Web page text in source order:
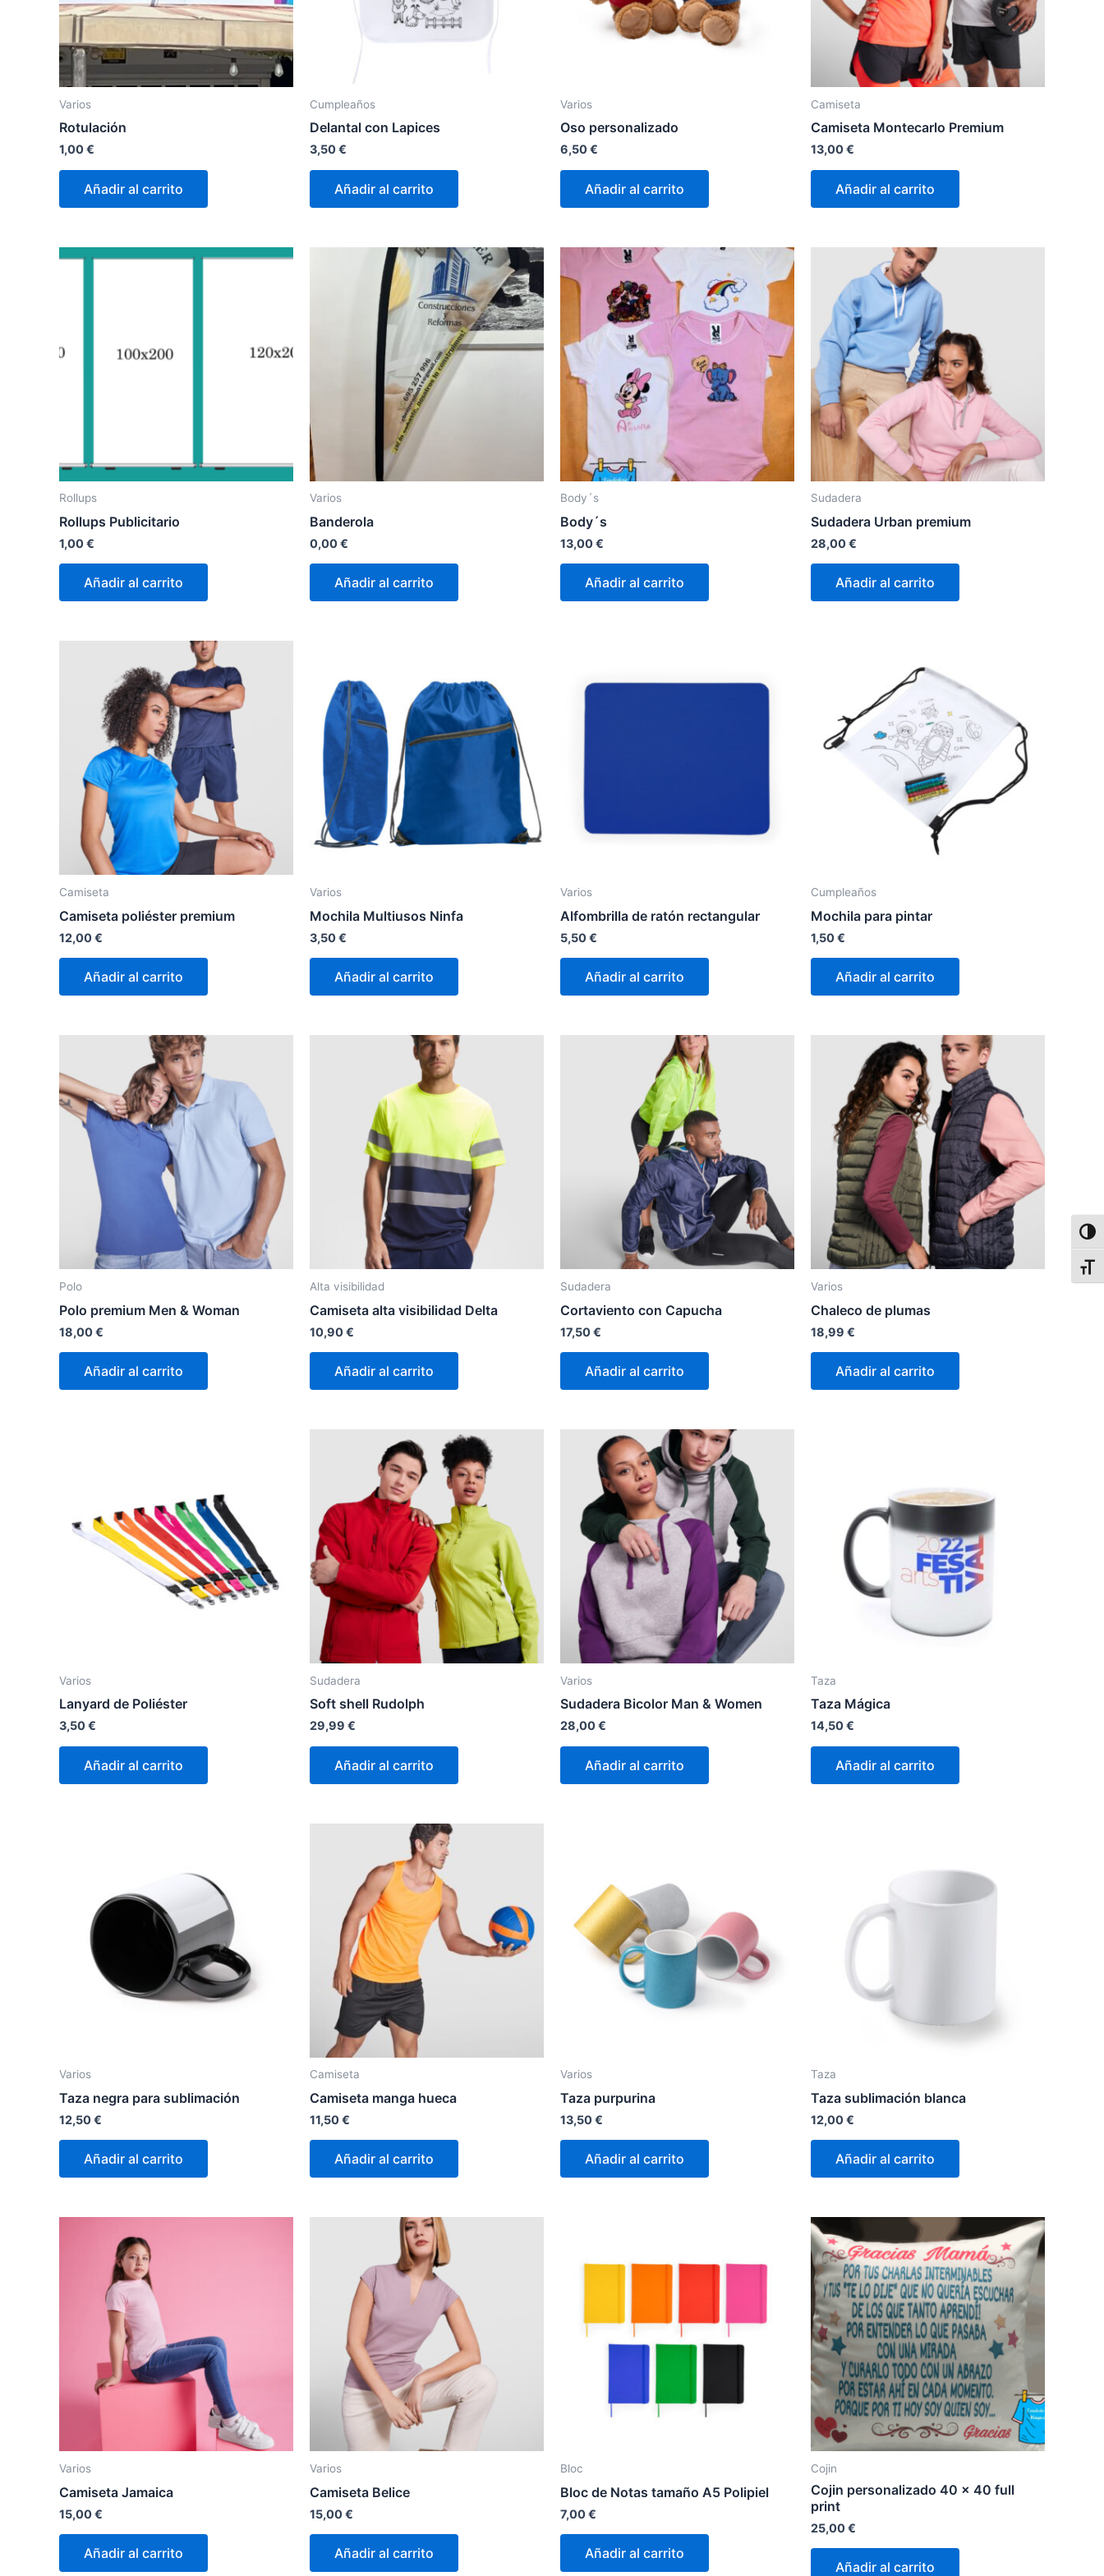
Varios
Rotulación
1,00€
Añadir al carrito
Cumpleaños
Delantal con Lapices
3,50€
Añadir al carrito
Varios
Oso personalizado
6,50€
Añadir al carrito
Camiseta
Camiseta Montecarlo Premium
13,00€
Añadir al carrito
Rollups
Rollups Publicitario
1,00€
Añadir al carrito
Varios
Banderola
0,00€
Añadir al carrito
Body´s
Body´s
13,00€
Añadir al carrito
Sudadera
Sudadera Urban premium
28,00€
Añadir al carrito
Camiseta
Camiseta poliéster premium
12,00€
Añadir al carrito
Varios
Mochila Multiusos Ninfa
3,50€
Añadir al carrito
Varios
Alfombrilla de ratón rectangular
5,50€
Añadir al carrito
Cumpleaños
Mochila para pintar
1,50€
Añadir al carrito
Polo
Polo premium Men & Woman
18,00€
Añadir al carrito
Alta visibilidad
Camiseta alta visibilidad Delta
10,90€
Añadir al carrito
Sudadera
Cortaviento con Capucha
17,50€
Añadir al carrito
Varios
Chaleco de plumas
18,99 €
Añadir al carrito
Varios
Lanyard de Poliéster
3,50€
Añadir al carrito
Sudadera
Soft shell Rudolph
29,99 €
Añadir al carrito
Varios
Sudadera Bicolor Man & Women
28,00€
Añadir al carrito
Taza
Taza Mágica
14,50€
Añadir al carrito
Varios
Taza negra para sublimación
12,50€
Añadir al carrito
Camiseta
Camiseta manga hueca
11,50€
Añadir al carrito
Varios
Taza purpurina
13,50€
Añadir al carrito
Taza
Taza sublimación blanca
12,00€
Añadir al carrito
Varios
Camiseta Jamaica
15,00€
Añadir al carrito
Varios
Camiseta Belice
15,00€
Añadir al carrito
Bloc
Bloc de Notas tamaño A5 Polipiel
7,00€
Añadir al carrito
Cojin
Cojin personalizado 40 x 40 full
print
25,00€
Añadir al carrito